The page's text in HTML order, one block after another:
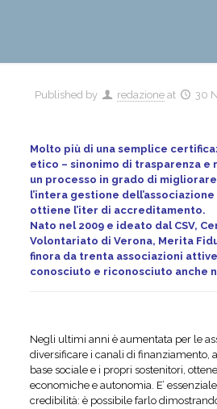
Published by redazione at 30
Molto più di una semplice
etico – sinonimo di trasparenza e
un processo in grado di
l’intera gestione
ottiene l’iter di accreditamento.
Nato nel 2009 e ideato dal CSV,
Volontariato di Verona, Merita
finora da trenta associazioni
conosciuto e riconosciuto anche
Negli ultimi anni è aumentata per le
diversificare i canali di finanziamento,
base sociale e i propri sostenitori,
economiche e autonomia. E’
credibilità: è possibile farlo